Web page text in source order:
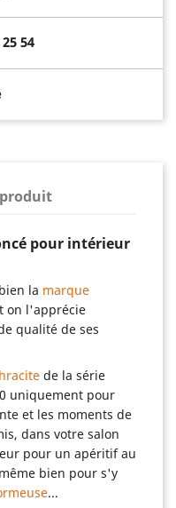
54
pour intérieur
la marque
on l'apprécie
qualité de ses
de la série
uniquement pour
et les moments de
dans votre salon
pour un apéritif au
bien pour s'y
...